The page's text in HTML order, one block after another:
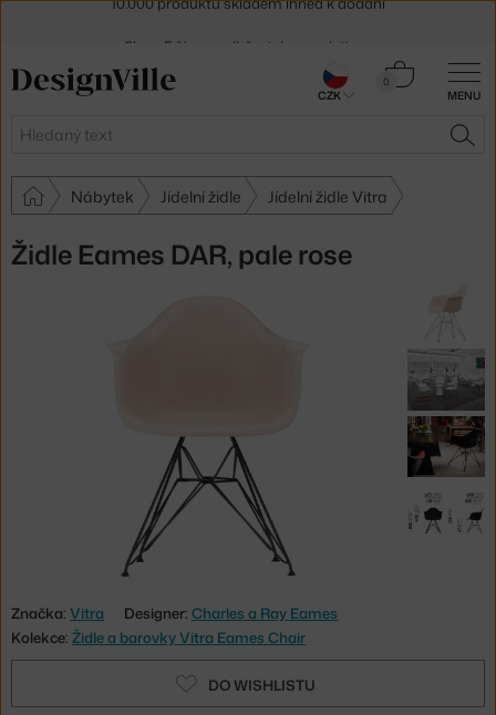
MENU
Hledat
0
Košík
Nábytek Jídelní židle Jídelní židle Vitra
Židle Eames DAR, pale rose
Značka: Vitra Designer: Charles a Ray Eames
Kolekce: Židle a barovky Vitra Eames Chair
DO WISHLISTU
30 dní na vrácení zboží
CZK